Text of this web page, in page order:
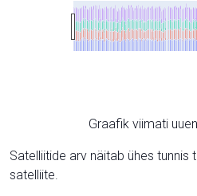
Graafik viimati
Satelliitide arv näitab ühes tunnis
satelliite.